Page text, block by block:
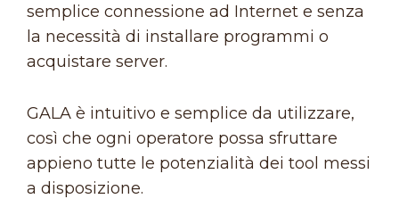
semplice connessione ad Internet e senza
la necessità di installare programmi o
acquistare server.
GALA è intuitivo e semplice da utilizzare,
così che ogni operatore possa sfruttare
appieno tutte le potenzialità dei tool messi
a disposizione.